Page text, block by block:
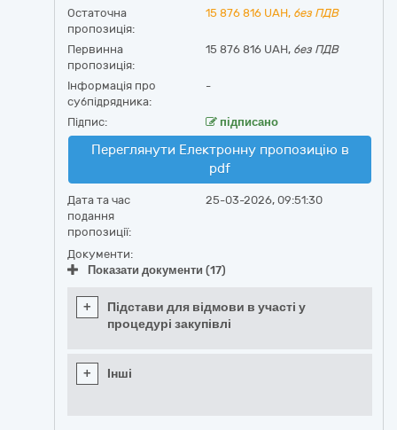
Остаточна
пропозиція:
15 876 816 UAH, без ПДВ
Первинна
пропозиція:
15 876 816 UAH, без ПДВ
Інформація про
субпідрядника:
-
Підпис: підписано
Переглянути Електронну пропозицію в
pdf
Дата та час
подання
пропозиції:
25-03-2026, 09:51:30
Документи:
Показати документи (17)
+
Підстави для відмови в участі у
процедурі закупівлі
+ Інші